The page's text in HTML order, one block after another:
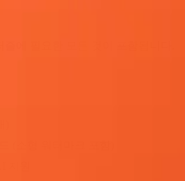
에 필요한 모든 것이 포함됩니다.